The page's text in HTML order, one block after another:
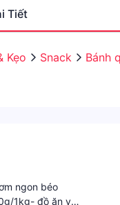
Tiết
Kẹo Snack Bánh
ngon béo
1kg- đồ ăn vặt